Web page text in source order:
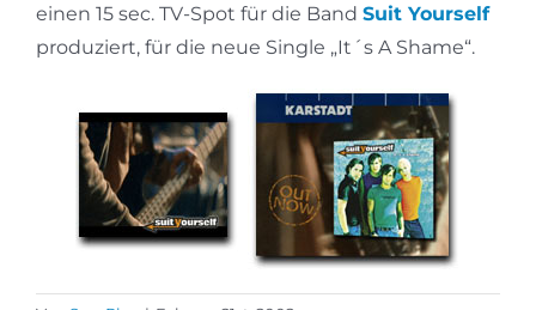
einen 15 sec. TV-Spot für die Band Suit Yourself
produziert, für die neue Single „It´s A Shame“.